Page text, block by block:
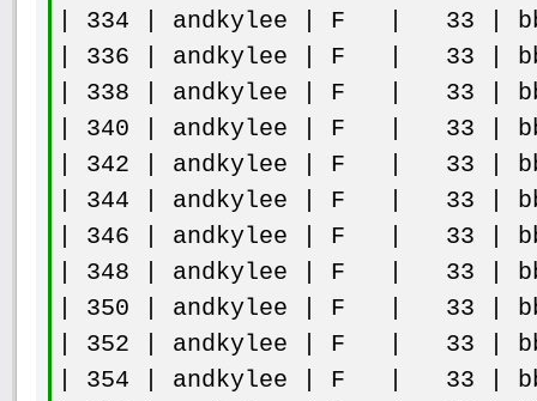
| 334 | andkylee | F | 33 |
| 336 | andkylee | F | 33 |
| 338 | andkylee | F | 33 |
| 340 | andkylee | F | 33 |
| 342 | andkylee | F | 33 |
| 344 | andkylee | F | 33 |
| 346 | andkylee | F | 33 |
| 348 | andkylee | F | 33 |
| 350 | andkylee | F | 33 |
| 352 | andkylee | F | 33 |
| 354 | andkylee | F | 33 |